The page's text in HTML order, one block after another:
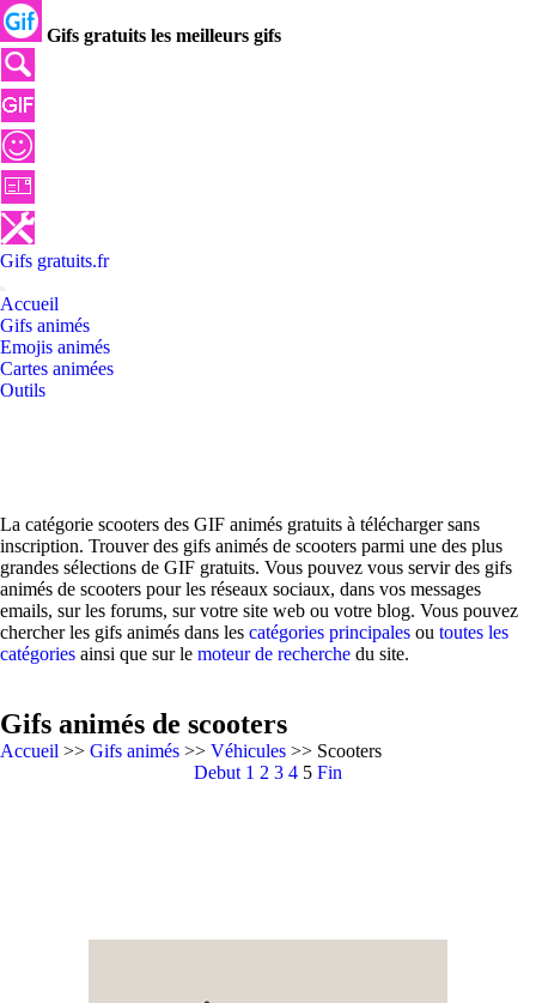
Gifs gratuits les meilleurs gifs
Gifs gratuits.fr
Accueil
Gifs animés
Emojis animés
Cartes animées
Outils
La catégorie scooters des GIF animés gratuits à télécharger sans
inscription. Trouver des gifs animés de scooters parmi une des plus
grandes sélections de GIF gratuits. Vous pouvez vous servir des gifs
animés de scooters pour les réseaux sociaux, dans vos messages
emails, sur les forums, sur votre site web ou votre blog. Vous pouvez
chercher les gifs animés dans les catégories principales ou toutes les
catégories ainsi que sur le moteur de recherche du site.
Gifs animés de scooters
Accueil >> Gifs animés >> Véhicules >> Scooters
Debut 1 2 3 4 5 Fin